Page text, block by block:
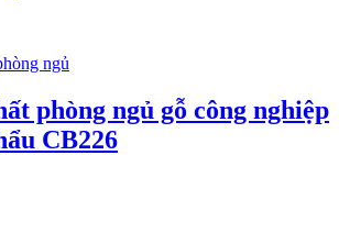
ngủ
phòng ngủ gỗ công nghiệp
CB226